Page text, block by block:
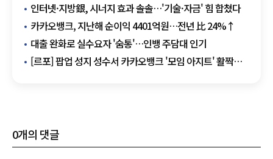
인터넷·지방銀, 시너지 효과 솔솔…'기술·자금' 힘 합쳤다
카카오뱅크, 지난해 순이익 4401억원…전년 比 24%↑
대출 완화로 실수요자 '숨통'…인뱅 주담대 인기
[르포] 팝업 성지 성수서 카카오뱅크 '모임 아지트' 활짝…
0개의 댓글